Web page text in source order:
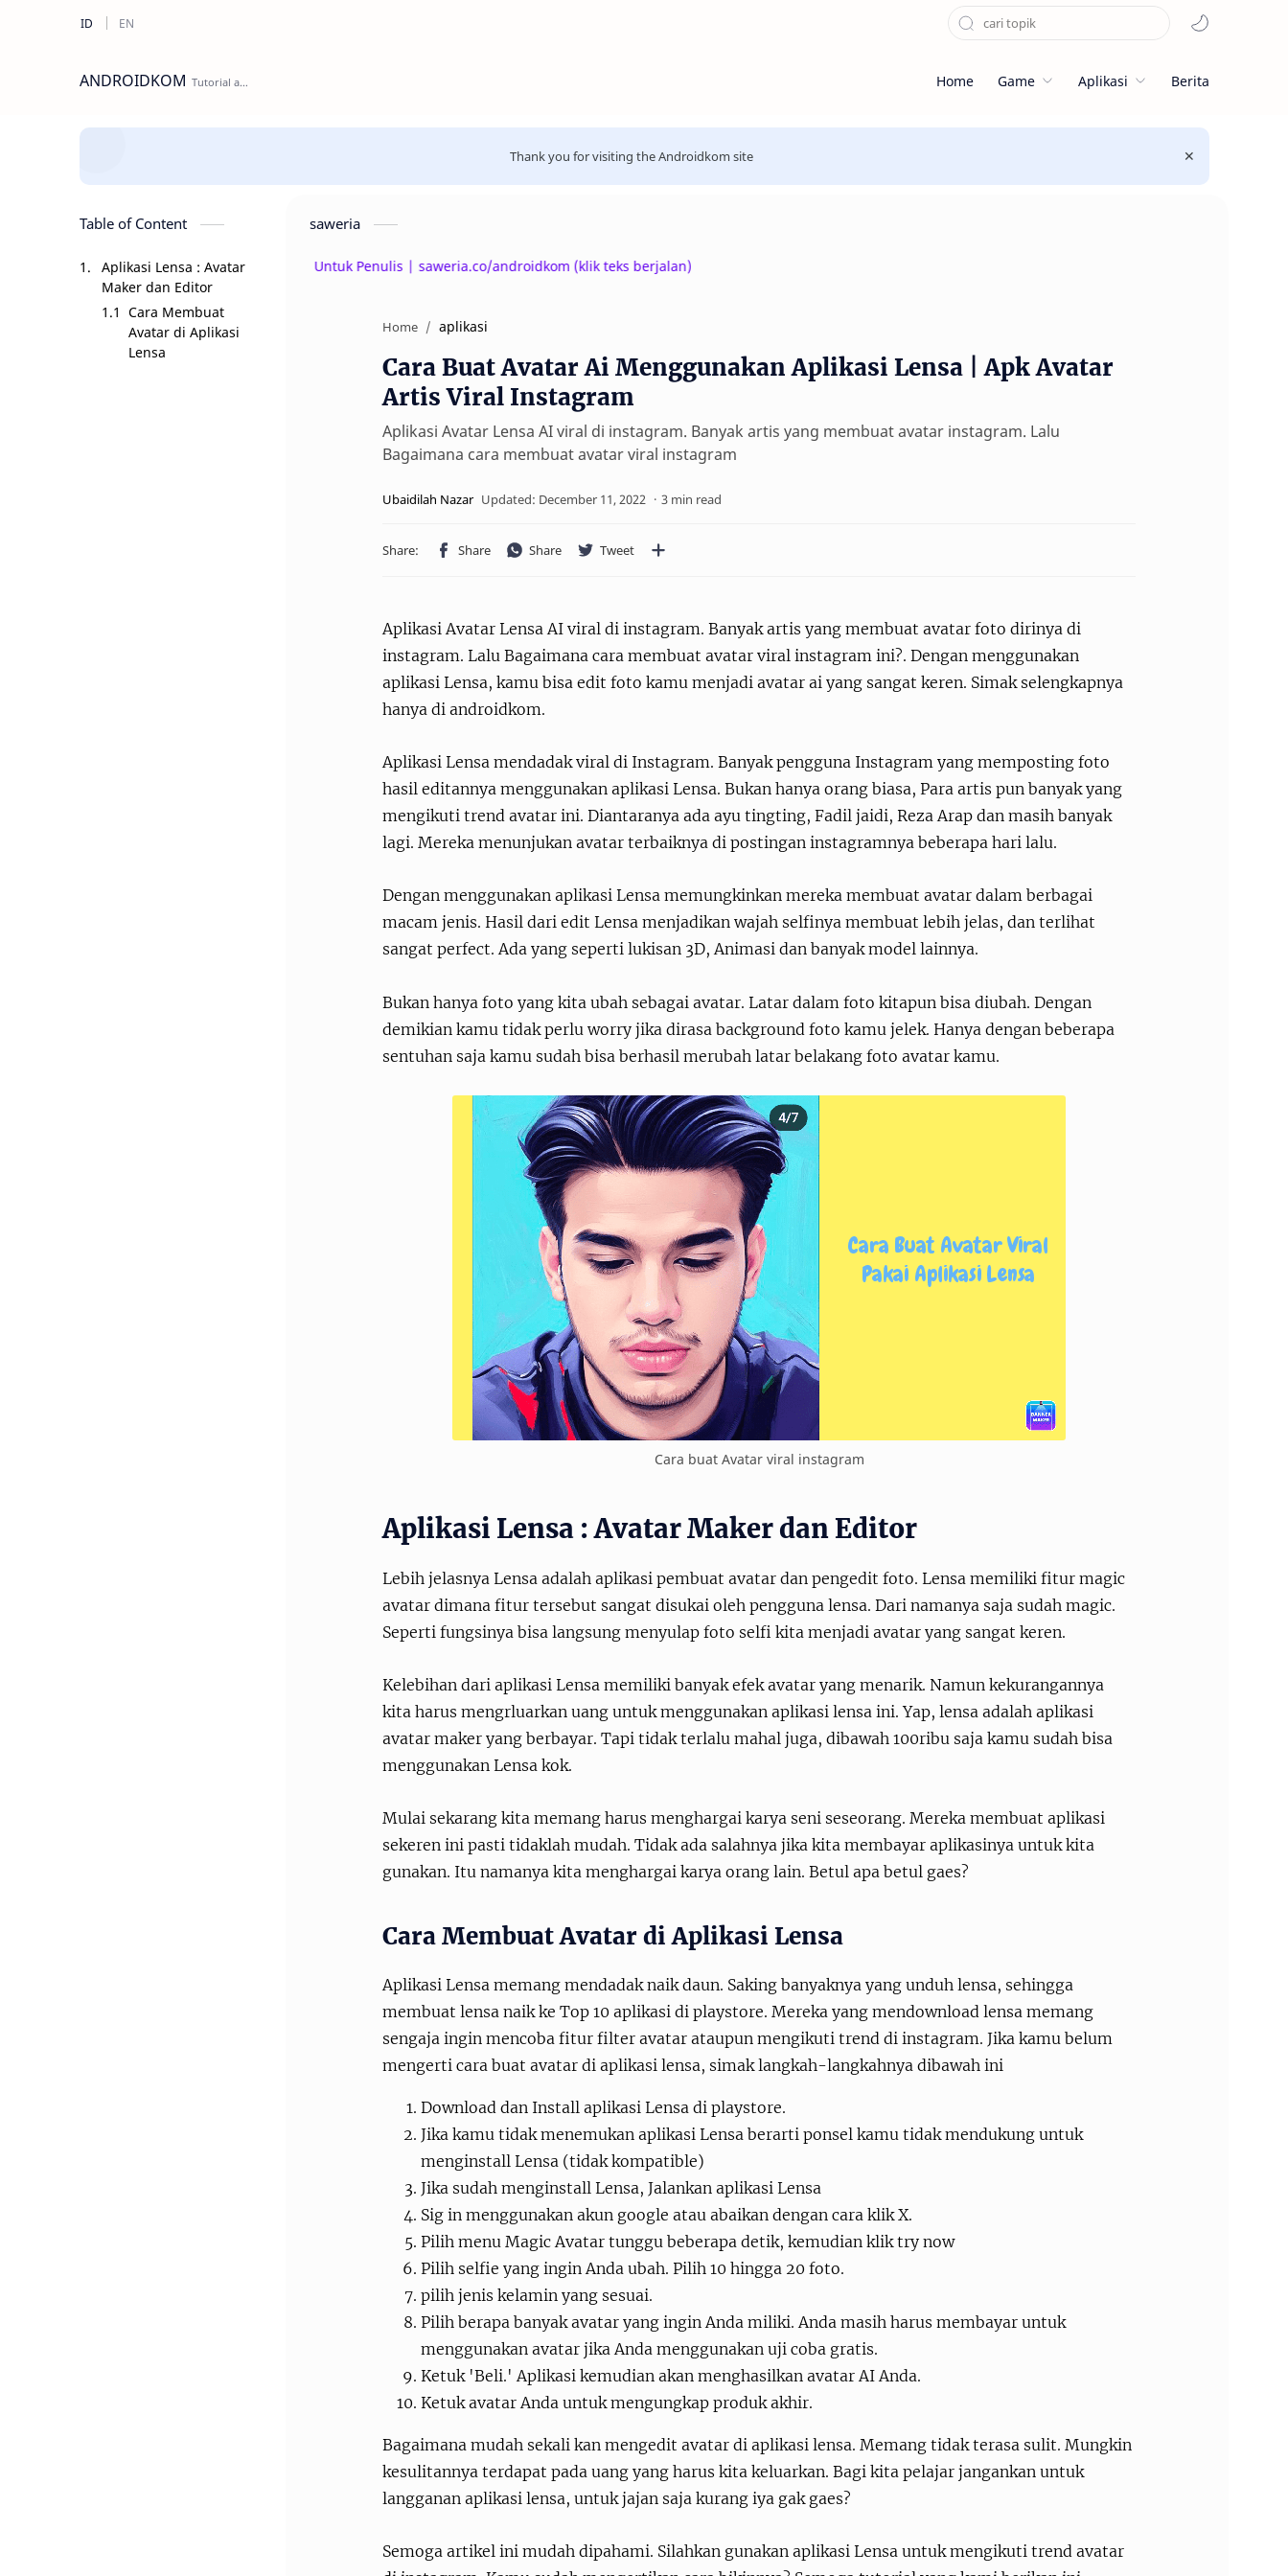
ANDROIDKOM Home Game Aplikasi Berita
Thank you for visiting the Androidkom site
Table of Content
Aplikasi Lensa : Avatar
Maker dan Editor
Cara Membuat
Avatar di Aplikasi
Lensa
saweria
Beri Donasi Untuk Penulis | saweria.co/androidkom (klik teks berjalan)
Home aplikasi
Cara Buat Avatar Ai Menggunakan Aplikasi Lensa | Apk Avatar
Artis Viral Instagram
Aplikasi Avatar Lensa AI viral di instagram. Banyak artis yang membuat avatar instagram. Lalu
Bagaimana cara membuat avatar viral instagram
3 min read
Aplikasi Avatar Lensa AI viral di instagram. Banyak artis yang membuat avatar foto dirinya di
instagram. Lalu Bagaimana cara membuat avatar viral instagram ini?. Dengan menggunakan
aplikasi Lensa, kamu bisa edit foto kamu menjadi avatar ai yang sangat keren. Simak selengkapnya
hanya di androidkom.
Aplikasi Lensa mendadak viral di Instagram. Banyak pengguna Instagram yang memposting foto
hasil editannya menggunakan aplikasi Lensa. Bukan hanya orang biasa, Para artis pun banyak yang
mengikuti trend avatar ini. Diantaranya ada ayu tingting, Fadil jaidi, Reza Arap dan masih banyak
lagi. Mereka menunjukan avatar terbaiknya di postingan instagramnya beberapa hari lalu.
Dengan menggunakan aplikasi Lensa memungkinkan mereka membuat avatar dalam berbagai
macam jenis. Hasil dari edit Lensa menjadikan wajah selfinya membuat lebih jelas, dan terlihat
sangat perfect. Ada yang seperti lukisan 3D, Animasi dan banyak model lainnya.
Bukan hanya foto yang kita ubah sebagai avatar. Latar dalam foto kitapun bisa diubah. Dengan
demikian kamu tidak perlu worry jika dirasa background foto kamu jelek. Hanya dengan beberapa
sentuhan saja kamu sudah bisa berhasil merubah latar belakang foto avatar kamu.
Cara buat Avatar viral instagram
Aplikasi Lensa : Avatar Maker dan Editor
Lebih jelasnya Lensa adalah aplikasi pembuat avatar dan pengedit foto. Lensa memiliki fitur magic
avatar dimana fitur tersebut sangat disukai oleh pengguna lensa. Dari namanya saja sudah magic.
Seperti fungsinya bisa langsung menyulap foto selfi kita menjadi avatar yang sangat keren.
Kelebihan dari aplikasi Lensa memiliki banyak efek avatar yang menarik. Namun kekurangannya
kita harus mengrluarkan uang untuk menggunakan aplikasi lensa ini. Yap, lensa adalah aplikasi
avatar maker yang berbayar. Tapi tidak terlalu mahal juga, dibawah 100ribu saja kamu sudah bisa
menggunakan Lensa kok.
Mulai sekarang kita memang harus menghargai karya seni seseorang. Mereka membuat aplikasi
sekeren ini pasti tidaklah mudah. Tidak ada salahnya jika kita membayar aplikasinya untuk kita
gunakan. Itu namanya kita menghargai karya orang lain. Betul apa betul gaes?
Cara Membuat Avatar di Aplikasi Lensa
Aplikasi Lensa memang mendadak naik daun. Saking banyaknya yang unduh lensa, sehingga
membuat lensa naik ke Top 10 aplikasi di playstore. Mereka yang mendownload lensa memang
sengaja ingin mencoba fitur filter avatar ataupun mengikuti trend di instagram. Jika kamu belum
mengerti cara buat avatar di aplikasi lensa, simak langkah-langkahnya dibawah ini
Download dan Install aplikasi Lensa di playstore.
Jika kamu tidak menemukan aplikasi Lensa berarti ponsel kamu tidak mendukung untuk
menginstall Lensa (tidak kompatible)
Jika sudah menginstall Lensa, Jalankan aplikasi Lensa
Sig in menggunakan akun google atau abaikan dengan cara klik X.
Pilih menu Magic Avatar tunggu beberapa detik, kemudian klik try now
Pilih selfie yang ingin Anda ubah. Pilih 10 hingga 20 foto.
pilih jenis kelamin yang sesuai.
Pilih berapa banyak avatar yang ingin Anda miliki. Anda masih harus membayar untuk
menggunakan avatar jika Anda menggunakan uji coba gratis.
Ketuk 'Beli.' Aplikasi kemudian akan menghasilkan avatar AI Anda.
Ketuk avatar Anda untuk mengungkap produk akhir.
Bagaimana mudah sekali kan mengedit avatar di aplikasi lensa. Memang tidak terasa sulit. Mungkin
kesulitannya terdapat pada uang yang harus kita keluarkan. Bagi kita pelajar jangankan untuk
langganan aplikasi lensa, untuk jajan saja kurang iya gak gaes?
Semoga artikel ini mudah dipahami. Silahkan gunakan aplikasi Lensa untuk mengikuti trend avatar